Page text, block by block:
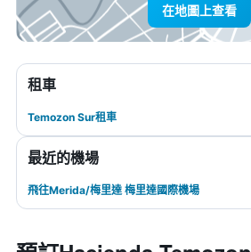
在地圖上查看
租車
Temozon Sur租車
最近的機場
飛往Merida/梅里達 梅里達國際機場